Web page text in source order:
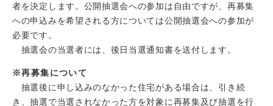
者を決定します。公開抽選会への参加は自由ですが、再募集
への申込みを希望される方については公開抽選会への参加が
必要です。
抽選会の当選者には、後日当選通知書を送付します。
※再募集について
抽選後に申し込みのなかった住宅がある場合は、引き続
き、抽選で当選されなかった方を対象に再募集及び抽選を行